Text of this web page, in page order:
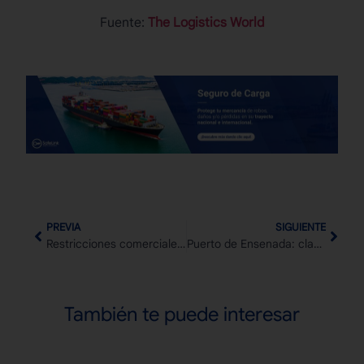
Fuente: The Logistics World
PREVIA
Restricciones comerciales: sus principales afectaciones en la actualidad
SIGUIENTE
Puerto de Ensenada: clave para el desarrollo logístico de México
También te puede interesar